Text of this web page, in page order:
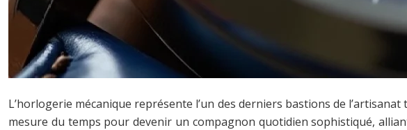
L’horlogerie mécanique représente l’un des derniers bastions de
mesure du temps pour devenir un compagnon quotidien sophistiqué,